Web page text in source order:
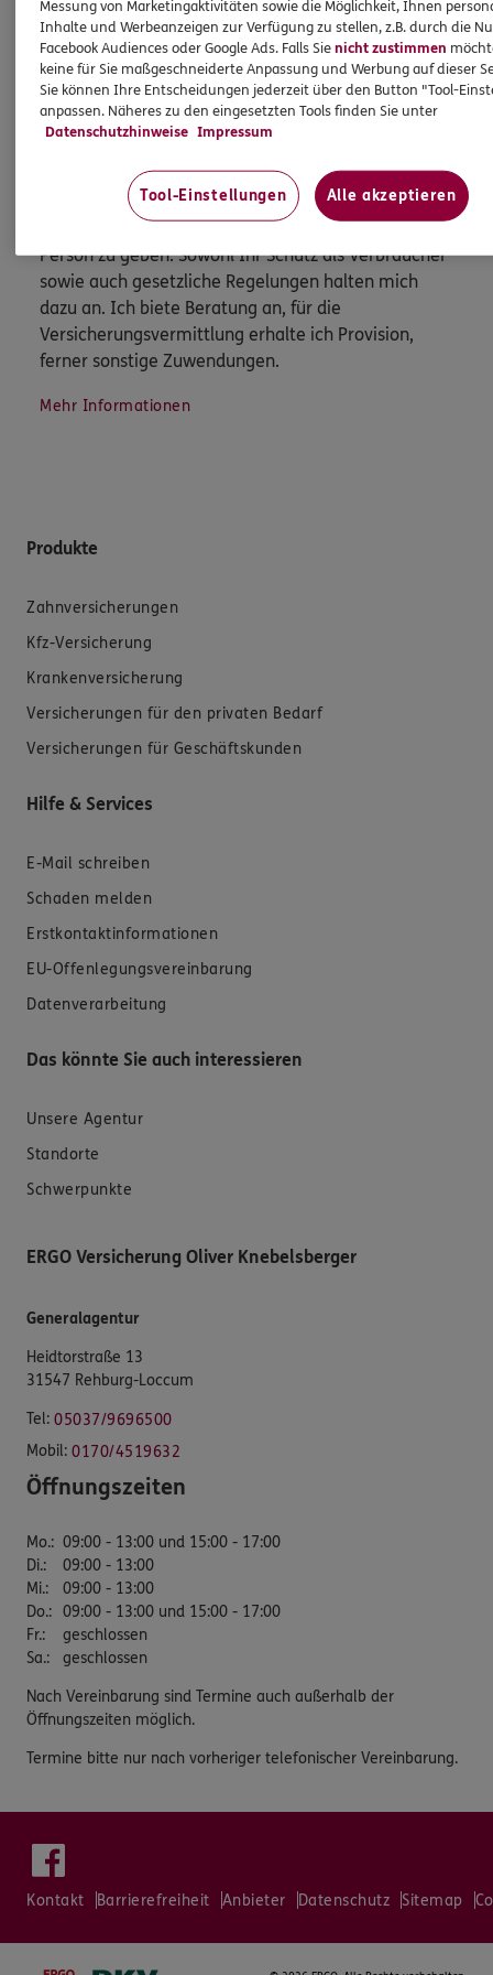
Mehr erfahren
HINWEIS
Wichtiges aus dem Vermittlerrecht
Ich bin verpflichtet, Ihnen Auskünfte zu meiner
Person zu geben. Sowohl Ihr Schutz als Verbraucher
sowie auch gesetzliche Regelungen halten mich
dazu an. Ich biete Beratung an, für die
Versicherungsvermittlung erhalte ich Provision,
ferner sonstige Zuwendungen.
Mehr Informationen
Produkte
Zahnversicherungen
Kfz-Versicherung
Krankenversicherung
Versicherungen für den privaten Bedarf
Versicherungen für Geschäftskunden
Hilfe & Services
E-Mail schreiben
Schaden melden
Erstkontaktinformationen
EU-Offenlegungsvereinbarung
Datenverarbeitung
Das könnte Sie auch interessieren
Unsere Agentur
Standorte
Schwerpunkte
ERGO Versicherung Oliver Knebelsberger
Generalagentur
Heidtorstraße 13
31547 Rehburg-Loccum
Tel: 05037/9696500
Mobil: 0170/4519632
Öffnungszeiten
Mo.: 09:00 - 13:00 und 15:00 - 17:00
Di.:
09:00 - 13:00
Mi.:
09:00 - 13:00
Do.: 09:00 - 13:00 und 15:00 - 17:00
Fr.:
geschlossen
Sa.: geschlossen
Nach Vereinbarung sind Termine auch außerhalb der
Öffnungszeiten möglich.
Termine bitte nur nach vorheriger telefonischer Vereinbarung.
Kontakt Barrierefreiheit Anbieter Datenschutz Sitemap
Messung von Marketingaktivitäten sowie die Möglichkeit, Ihnen
Inhalte und Werbeanzeigen zur Verfügung zu stellen, z.B. durch die
Facebook Audiences oder Google Ads. Falls Sienicht zustimmen
keine für Sie maßgeschneiderte Anpassung und Werbung auf dieser
Sie können Ihre Entscheidungen jederzeit über den Button "Tool-
anpassen. Näheres zu den eingesetzten Tools finden Sie unter
Datenschutzhinweise Impressum
Tool-Einstellungen Alle akzeptieren